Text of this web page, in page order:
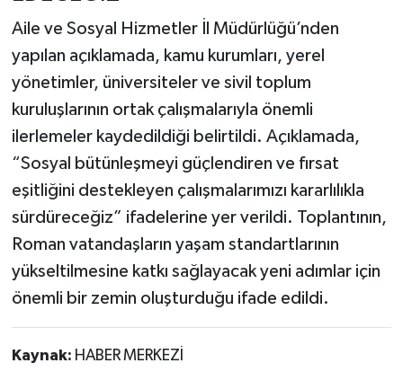
Aile ve Sosyal Hizmetler İl Müdürlüğü’nden
yapılan açıklamada, kamu kurumları, yerel
yönetimler, üniversiteler ve sivil toplum
kuruluşlarının ortak çalışmalarıyla önemli
ilerlemeler kaydedildiği belirtildi. Açıklamada,
“Sosyal bütünleşmeyi güçlendiren ve fırsat
eşitliğini destekleyen çalışmalarımızı kararlılıkla
sürdüreceğiz” ifadelerine yer verildi. Toplantının,
Roman vatandaşların yaşam standartlarının
yükseltilmesine katkı sağlayacak yeni adımlar için
önemli bir zemin oluşturduğu ifade edildi.
Kaynak: HABER MERKEZİ